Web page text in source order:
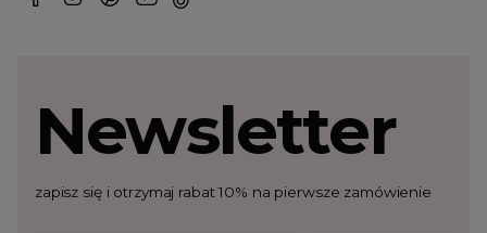
Newsletter
zapisz się i otrzymaj rabat 10% na pierwsze zamówienie